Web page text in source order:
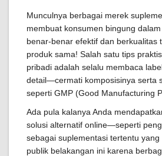
Munculnya berbagai merek
membuat konsumen bingung
benar-benar efektif dan berkualitas
produk sama! Salah satu tips
pribadi adalah selalu membaca
detail—cermati komposisinya serta
seperti GMP (Good Manufacturing
Ada pula kalanya Anda
solusi alternatif online—seperti
sebagai suplementasi tertentu
publik belakangan ini karena